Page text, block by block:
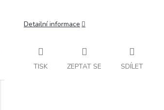
Detailní informace
TISK ZEPTAT SE SDÍLET